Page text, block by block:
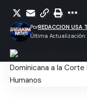
Última Actualización:
PorREDACCION USA